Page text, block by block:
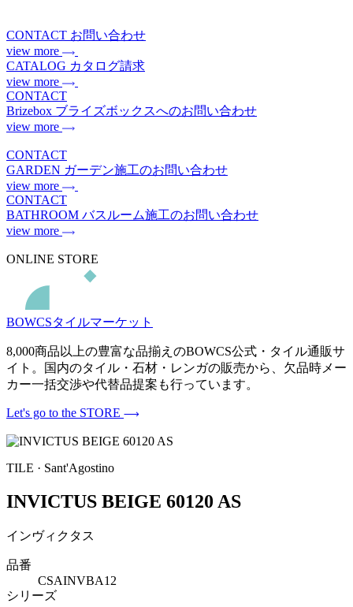
CONTACT お問い合わせ
view more
CATALOG カタログ請求
view more
CONTACT
Brizebox ブライズボックスへのお問い合わせ
view more
CONTACT
GARDEN ガーデン施工のお問い合わせ
view more
CONTACT
BATHROOM バスルーム施工のお問い合わせ
view more
ONLINE STORE
BOWCSタイルマーケット
8,000商品以上の豊富な品揃えのBOWCS公式・タイル通販サ
イト。国内のタイル・石材・レンガの販売から、欠品時メー
カー一括交渉や代替品提案も行っています。
Let's go to the STORE
TILE · Sant'Agostino
INVICTUS BEIGE 60120 AS
インヴィクタス
品番
CSAINVBA12
シリーズ